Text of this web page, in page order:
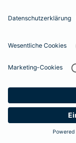
Suche